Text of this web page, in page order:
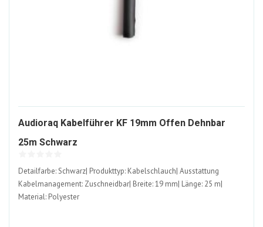
Audioraq Kabelführer KF 19mm Offen Dehnbar
25m Schwarz
Detailfarbe: Schwarz| Produkttyp: Kabelschlauch| Ausstattung
Kabelmanagement: Zuschneidbar| Breite: 19 mm| Länge: 25 m|
Material: Polyester